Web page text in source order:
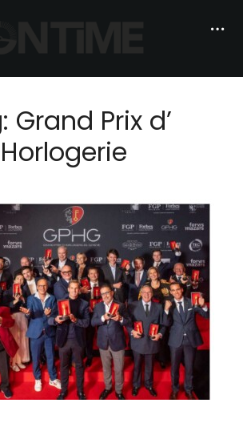
Grand Prix d’
Horlogerie